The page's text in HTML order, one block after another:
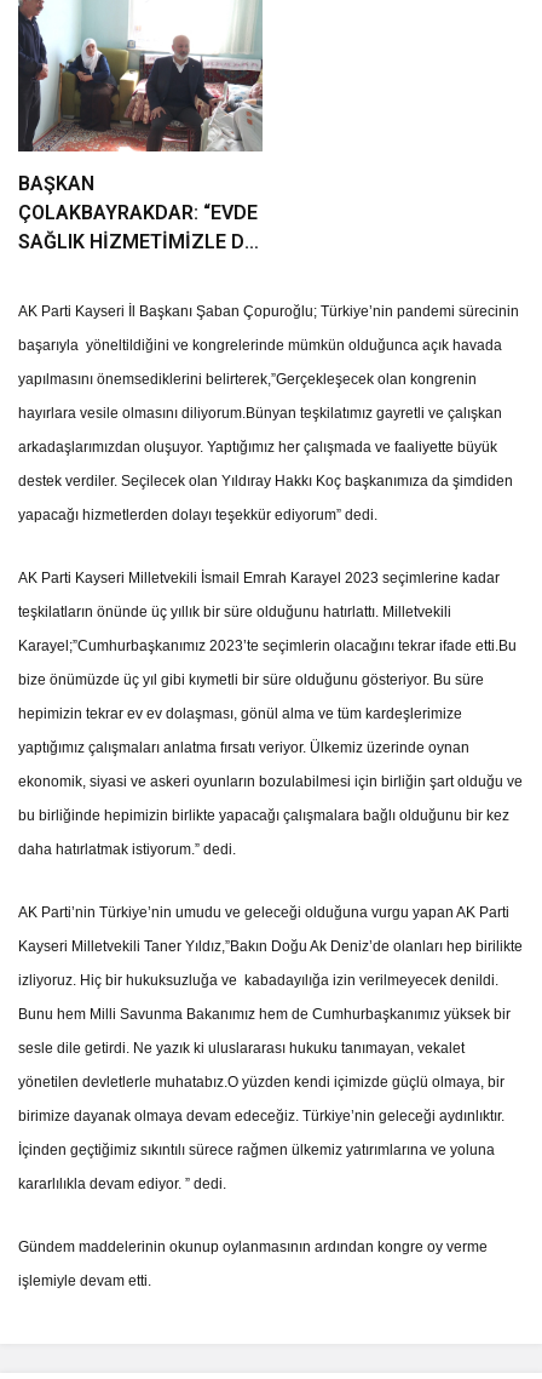
BAŞKAN
ÇOLAKBAYRAKDAR: “EVDE
SAĞLIK HİZMETİMİZLE DE
DOKUNUYORUZ”
AK Parti Kayseri İl Başkanı Şaban Çopuroğlu; Türkiye’nin pandemi sürecinin
başarıyla yöneltildiğini ve kongrelerinde mümkün olduğunca açık havada
yapılmasını önemsediklerini belirterek,”Gerçekleşecek olan kongrenin
hayırlara vesile olmasını diliyorum.Bünyan teşkilatımız gayretli ve çalışkan
arkadaşlarımızdan oluşuyor. Yaptığımız her çalışmada ve faaliyette büyük
destek verdiler. Seçilecek olan Yıldıray Hakkı Koç başkanımıza da şimdiden
yapacağı hizmetlerden dolayı teşekkür ediyorum” dedi.
AK Parti Kayseri Milletvekili İsmail Emrah Karayel 2023 seçimlerine kadar
teşkilatların önünde üç yıllık bir süre olduğunu hatırlattı. Milletvekili
Karayel;”Cumhurbaşkanımız 2023’te seçimlerin olacağını tekrar ifade etti.Bu
bize önümüzde üç yıl gibi kıymetli bir süre olduğunu gösteriyor. Bu süre
hepimizin tekrar ev ev dolaşması, gönül alma ve tüm kardeşlerimize
yaptığımız çalışmaları anlatma fırsatı veriyor. Ülkemiz üzerinde oynan
ekonomik, siyasi ve askeri oyunların bozulabilmesi için birliğin şart olduğu ve
bu birliğinde hepimizin birlikte yapacağı çalışmalara bağlı olduğunu bir kez
daha hatırlatmak istiyorum.” dedi.
AK Parti’nin Türkiye’nin umudu ve geleceği olduğuna vurgu yapan AK Parti
Kayseri Milletvekili Taner Yıldız,”Bakın Doğu Ak Deniz’de olanları hep birilikte
izliyoruz. Hiç bir hukuksuzluğa ve kabadayılığa izin verilmeyecek denildi.
Bunu hem Milli Savunma Bakanımız hem de Cumhurbaşkanımız yüksek bir
sesle dile getirdi. Ne yazık ki uluslararası hukuku tanımayan, vekalet
yönetilen devletlerle muhatabız.O yüzden kendi içimizde güçlü olmaya, bir
birimize dayanak olmaya devam edeceğiz. Türkiye’nin geleceği aydınlıktır.
İçinden geçtiğimiz sıkıntılı sürece rağmen ülkemiz yatırımlarına ve yoluna
kararlılıkla devam ediyor. ” dedi.
Gündem maddelerinin okunup oylanmasının ardından kongre oy verme
işlemiyle devam etti.